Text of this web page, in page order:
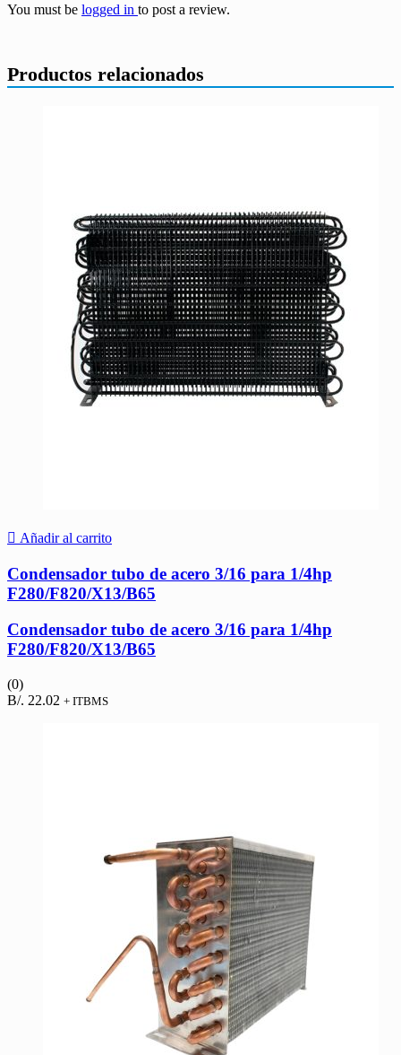
You must be logged in to post a review.
Productos relacionados
Añadir al carrito
Condensador tubo de acero 3/16 para 1/4hp
F280/F820/X13/B65
Condensador tubo de acero 3/16 para 1/4hp
F280/F820/X13/B65
(0)
B/. 22.02 + ITBMS